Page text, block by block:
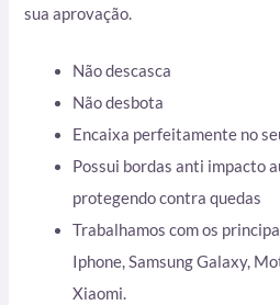
sua aprovação.
Não descasca
Não desbota
Encaixa perfeitamente no
Possui bordas anti impacto
protegendo contra quedas
Trabalhamos com os
Iphone, Samsung Galaxy,
Xiaomi.